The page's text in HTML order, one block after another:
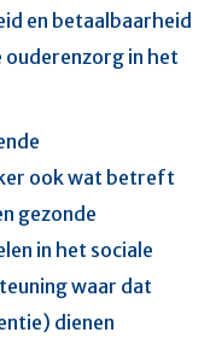
en betaalbaarheid
ouderenzorg in het
ook wat betreft
gezonde
in het sociale
waar dat
dienen